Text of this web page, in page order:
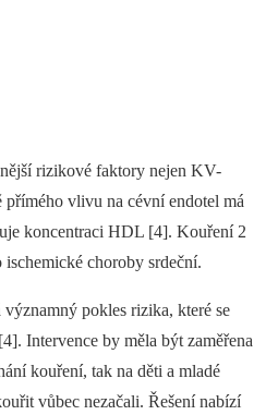
rizikové faktory nejen KV-
vlivu na cévní endotel má
koncentraci HDL [4]. Kouření 2
choroby srdeční.
pokles rizika, které se
Intervence by měla být zaměřena
kouření, tak na děti a mladé
vůbec nezačali. Řešení nabízí